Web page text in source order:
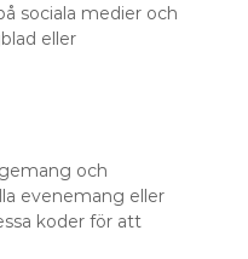
sociala medier och
eller
och
evenemang eller
koder för att